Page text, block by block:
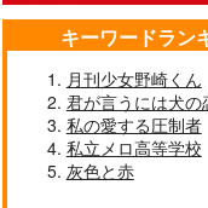
手繰る
ひまなつき
円 （税込）
キーワードラン
月刊少女野崎くん
君が言うには犬の
私の愛する圧制者
私立メロ高等学校
灰色と赤